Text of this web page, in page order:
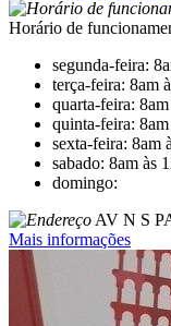
Horário de
segunda-feira:
terça-feira: 8am
quarta-feira:
quinta-feira:
sexta-feira: 8am
sabado: 8am às
domingo:
AV N S
Mais informações